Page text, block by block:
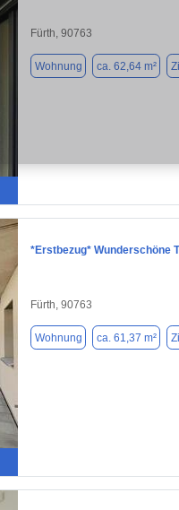
Fürth, 90763
Wohnung ca. 62,64 m²
*Erstbezug* Wunderschöne
Fürth, 90763
Wohnung ca. 61,37 m²